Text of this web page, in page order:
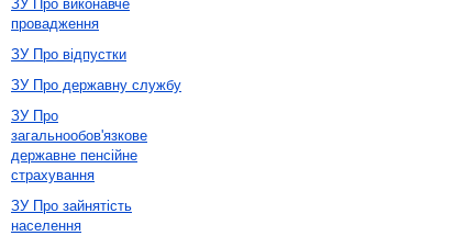
ЗУ Про виконавче
провадження
ЗУ Про відпустки
ЗУ Про державну службу
ЗУ Про
загальнообов'язкове
державне пенсійне
страхування
ЗУ Про зайнятість
населення